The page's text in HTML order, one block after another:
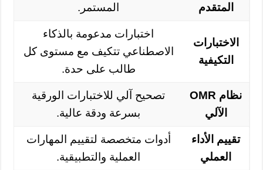
المتقدم
المستمر.
الاختبارات
التكيفية
اختبارات مدعومة بالذكاء
الاصطناعي تتكيف مع مستوى كل
طالب على حدة.
نظام OMR
الآلي
تصحيح آلي للاختبارات الورقية
بسرعة ودقة عالية.
تقييم الأداء
العملي
أدوات متخصصة لتقييم المهارات
العملية والتطبيقية.